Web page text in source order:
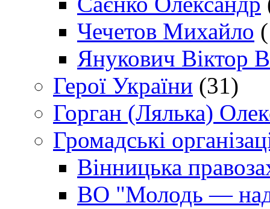
Чечетов Михайло
Янукович Віктор
Герої України (31)
Горган (Лялька)
Громадські
Вінницька
ВО "Молодь —